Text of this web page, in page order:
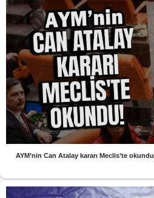
AYM’nin Can Atalay kararı Meclis’te okundu